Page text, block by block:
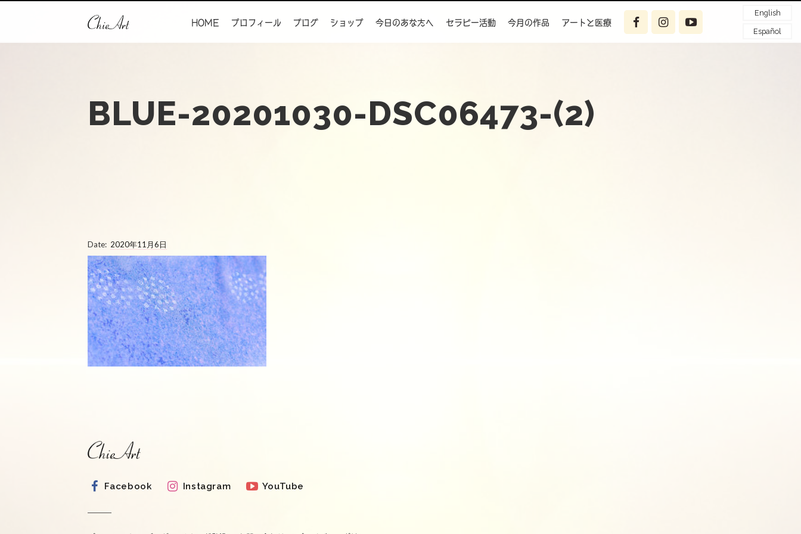
HOME プロフィール ブログ ショップ 今日のあなたへ セラピー活動 今月の作品 アートと医療
English
Español
BLUE-20201030-DSC06473-(2)
Date: 2020年11月6日
Facebook Instagram YouTube